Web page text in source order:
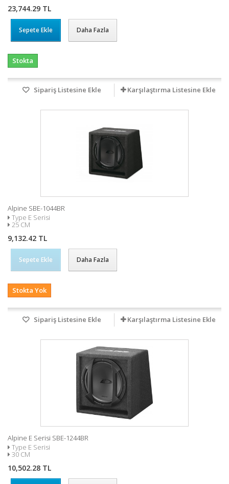
23,744.29 TL
Sepete Ekle Daha Fazla
Stokta
Sipariş Listesine Ekle Karşılaştırma Listesine Ekle
Alpine SBE-1044BR
Type E Serisi
25 CM
9,132.42 TL
Sepete Ekle Daha Fazla
Stokta Yok
Sipariş Listesine Ekle Karşılaştırma Listesine Ekle
Alpine E Serisi SBE-1244BR
Type E Serisi
30 CM
10,502.28 TL